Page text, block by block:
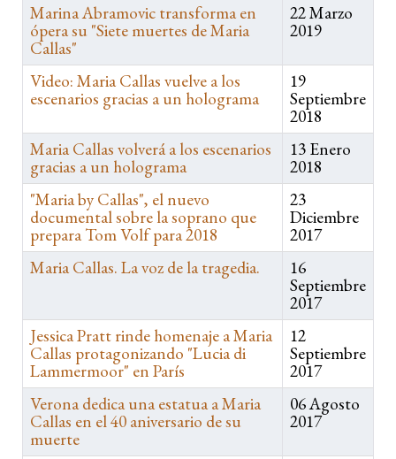
Marina Abramovic transforma en
ópera su "Siete muertes de Maria
Callas"
22 Marzo
2019
Video: Maria Callas vuelve a los
escenarios gracias a un holograma
19
Septiembre
2018
Maria Callas volverá a los escenarios
gracias a un holograma
13 Enero
2018
"Maria by Callas", el nuevo
documental sobre la soprano que
prepara Tom Volf para 2018
23
Diciembre
2017
Maria Callas. La voz de la tragedia.
16
Septiembre
2017
Jessica Pratt rinde homenaje a Maria
Callas protagonizando "Lucia di
Lammermoor" en París
12
Septiembre
2017
Verona dedica una estatua a Maria
Callas en el 40 aniversario de su
muerte
06 Agosto
2017